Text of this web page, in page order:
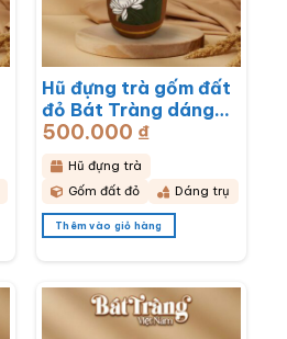
Hũ đựng trà gốm đất
đỏ Bát Tràng dáng
trụ hoạ tiết hoa sen
BT-HĐT12
500.000 ₫
Hũ đựng trà
Gốm đất đỏ
Dáng trụ
Thêm vào giỏ hàng